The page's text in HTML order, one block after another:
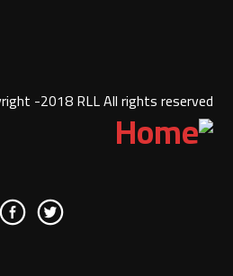
-2018 RLL All rights reserved